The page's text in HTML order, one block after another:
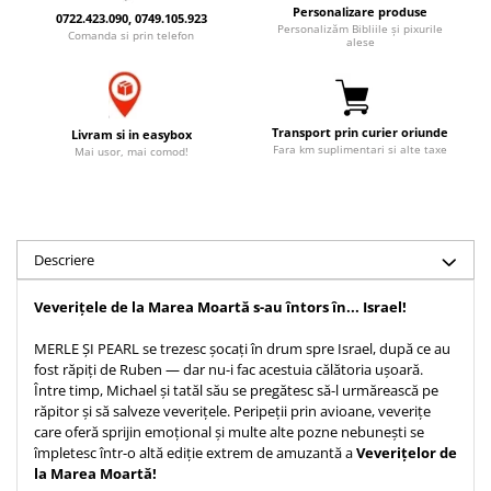
Instrumente teologice
Dictionare
Eseuri
Romane
Meditatii
Pedagogie
Poezii
Reviste
Sanatate
Accesorii birou
Tablouri din lemn
Pungi cadou cu versete
Set cadou
Statuete
Sticle apa
Suport pentru pahar
Tablouri
Tablouri canvas
Termos
Tablouri
Carti postale
0722.423.090, 0749.105.923
Comanda si prin telefon
Personalizare produse
Personalizăm Bibliile și pixurile
alese
Livram si in easybox
Mai usor, mai comod!
Transport prin curier oriunde
Fara km suplimentari si alte taxe
Descriere
Veverițele de la Marea Moartă s-au întors în... Israel!
MERLE ȘI PEARL se trezesc șocați în drum spre Israel, după ce au
fost răpiți de Ruben — dar nu-i fac acestuia călătoria ușoară.
Între timp, Michael și tatăl său se pregătesc să-l urmărească pe
răpitor și să salveze veverițele. Peripeții prin avioane, veverițe
care oferă sprijin emoțional și multe alte pozne nebunești se
împletesc într-o altă ediție extrem de amuzantă aVeverițelor de
la Marea Moartă!